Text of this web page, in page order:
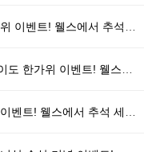
이벤트! 웰스에서 추석 …
한가위 이벤트! 웰스에서…
트! 웰스에서 추석 세일…